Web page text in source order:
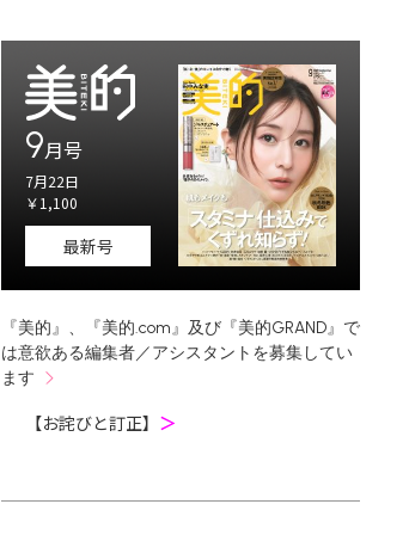
9月号
7月22日
￥1,100
最新号
『美的』、『美的.com』及び『美的GRAND』で
は意欲ある編集者／アシスタントを募集してい
ます
【お詫びと訂正】 ＞